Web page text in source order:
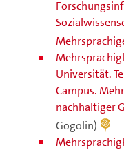
Universität.
Campus.
nachhaltiger
Gogolin)